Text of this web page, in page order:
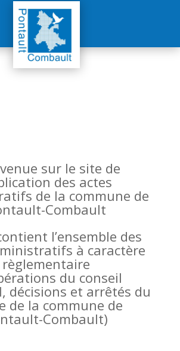
sur le site de
des actes
de la commune de
Combault
l’ensemble des
à caractère
règlementaire
du conseil
décisions et arrêtés du
de la commune de
Combault)